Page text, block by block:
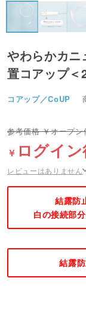
やわらかカニューラ_吸入用水素ガス発生装
置コアップ＜
コアップ／CoUP
オープン
ログイ
レビューはありません
結露防
白の接続部
結露